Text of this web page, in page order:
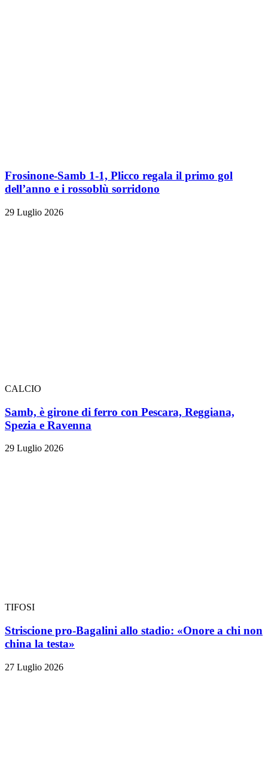
Frosinone-Samb 1-1, Plicco regala il primo gol
dell’anno e i rossoblù sorridono
29 Luglio 2026
CALCIO
Samb, è girone di ferro con Pescara, Reggiana,
Spezia e Ravenna
29 Luglio 2026
TIFOSI
Striscione pro-Bagalini allo stadio: «Onore a chi non
china la testa»
27 Luglio 2026